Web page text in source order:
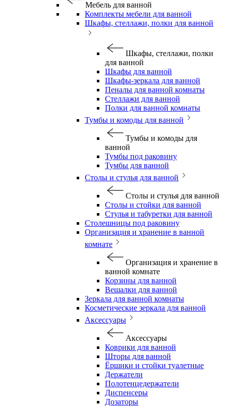
Мебель для ванной
Комплекты мебели для ванной
Шкафы, стеллажи, полки для ванной
Шкафы, стеллажи, полки
для ванной
Шкафы для ванной
Шкафы-зеркала для ванной
Пеналы для ванной комнаты
Стеллажи для ванной
Полки для ванной комнаты
Тумбы и комоды для ванной
Тумбы и комоды для
ванной
Тумбы под раковину
Тумбы для ванной
Столы и стулья для ванной
Столы и стулья для ванной
Столы и стойки для ванной
Стулья и табуретки для ванной
Столешницы под раковину
Организация и хранение в ванной
комнате
Организация и хранение в
ванной комнате
Корзины для ванной
Вешалки для ванной
Зеркала для ванной комнаты
Косметические зеркала для ванной
Аксессуары
Аксессуары
Коврики для ванной
Шторы для ванной
Ёршики и стойки туалетные
Держатели
Полотенцедержатели
Диспенсеры
Дозаторы